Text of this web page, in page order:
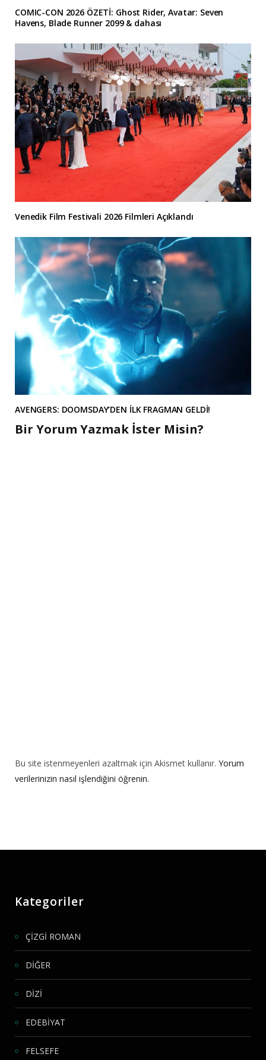
COMIC-CON 2026 ÖZETİ: Ghost Rider, Avatar: Seven
Havens, Blade Runner 2099 & dahası
Venedik Film Festivali 2026 Filmleri Açıklandı
AVENGERS: DOOMSDAY’DEN İLK FRAGMAN GELDİ!
Bir Yorum Yazmak İster Misin?
Bu site istenmeyenleri azaltmak için Akismet kullanır. Yorum
verilerinizin nasıl işlendiğini öğrenin.
Kategoriler
ÇİZGİ ROMAN
DİĞER
DİZİ
EDEBİYAT
FELSEFE